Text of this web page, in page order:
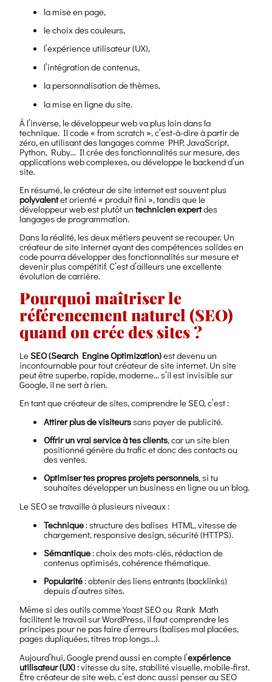
la mise en page,
le choix des couleurs,
l’expérience utilisateur (UX),
l’intégration de contenus,
la personnalisation de thèmes,
la mise en ligne du site.
À l’inverse, le développeur web va plus loin dans la
technique. Il code « from scratch », c’est-à-dire à partir de
zéro, en utilisant des langages comme PHP, JavaScript,
Python, Ruby… Il crée des fonctionnalités sur mesure, des
applications web complexes, ou développe le backend d’un
site.
En résumé, le créateur de site internet est souvent plus
polyvalentet orienté « produit fini », tandis que le
développeur web est plutôt untechnicien expertdes
langages de programmation.
Dans la réalité, les deux métiers peuvent se recouper. Un
créateur de site internet ayant des compétences solides en
code pourra développer des fonctionnalités sur mesure et
devenir plus compétitif. C’est d’ailleurs une excellente
évolution de carrière.
Pourquoi maîtriser le
référencement naturel (SEO)
quand on crée des sites ?
LeSEO (Search Engine Optimization)est devenu un
incontournable pour tout créateur de site internet. Un site
peut être superbe, rapide, moderne… s’il est invisible sur
Google, il ne sert à rien.
En tant que créateur de sites, comprendre le SEO, c’est :
Attirer plus de visiteurssans payer de publicité.
Offrir un vrai service à tes clients, car un site bien
positionné génère du trafic et donc des contacts ou
des ventes.
Optimiser tes propres projets personnels, si tu
souhaites développer un business en ligne ou un blog.
Le SEO se travaille à plusieurs niveaux :
Technique : structure des balises HTML, vitesse de
chargement, responsive design, sécurité (HTTPS).
Sémantique : choix des mots-clés, rédaction de
contenus optimisés, cohérence thématique.
Popularité : obtenir des liens entrants (backlinks)
depuis d’autres sites.
Même si des outils comme Yoast SEO ou Rank Math
facilitent le travail sur WordPress, il faut comprendre les
principes pour ne pas faire d’erreurs (balises mal placées,
pages dupliquées, titres trop longs…).
Aujourd’hui, Google prend aussi en compte l’expérience
utilisateur (UX) : vitesse du site, stabilité visuelle, mobile-first.
Être créateur de site web, c’est donc aussi penser au SEO